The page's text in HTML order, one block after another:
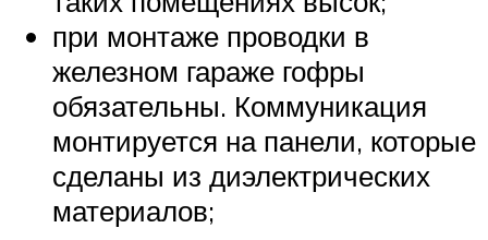
при монтаже проводки в
железном гараже гофры
обязательны. Коммуникация
монтируется на панели, которые
сделаны из диэлектрических
материалов;